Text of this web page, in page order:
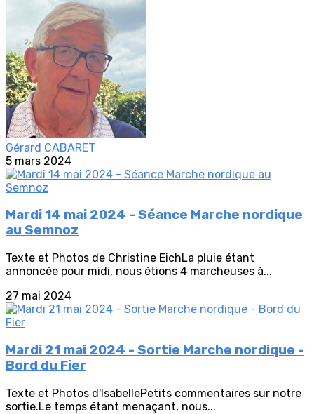
Gérard CABARET
5 mars 2024
Mardi 14 mai 2024 - Séance Marche nordique
au Semnoz
Texte et Photos de Christine EichLa pluie étant
annoncée pour midi, nous étions 4 marcheuses à...
27 mai 2024
Mardi 21 mai 2024 - Sortie Marche nordique -
Bord du Fier
Texte et Photos d'IsabellePetits commentaires sur notre
sortie.Le temps étant menaçant, nous...